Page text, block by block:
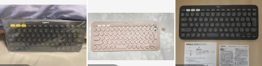
軽量 415g 小型